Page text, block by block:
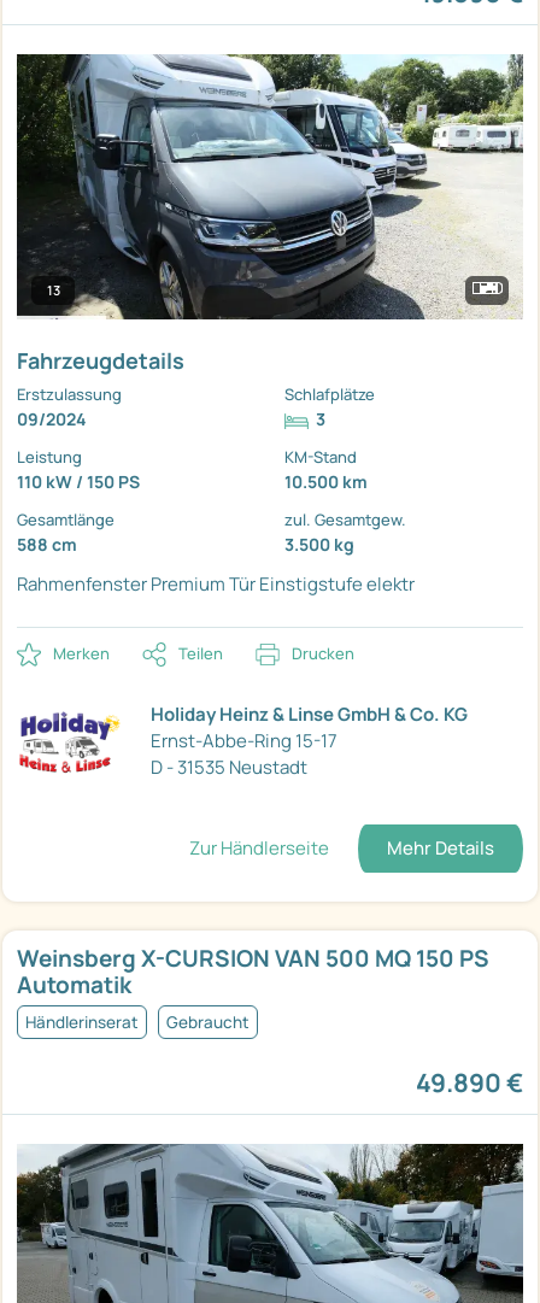
13
Fahrzeugdetails
Erstzulassung
09/2024
Schlafplätze
3
Leistung
110 kW / 150 PS
KM-Stand
10.500 km
Gesamtlänge
588 cm
zul. Gesamtgew.
3.500 kg
RahmenfensterPremium TürEinstigstufe elektr
Merken Teilen Drucken
Holiday Heinz & Linse GmbH & Co. KG
Ernst-Abbe-Ring 15-17
D - 31535 Neustadt
Zur Händlerseite Mehr Details
Weinsberg X-CURSION VAN 500 MQ 150 PS
Automatik
Händlerinserat Gebraucht
49.890 €